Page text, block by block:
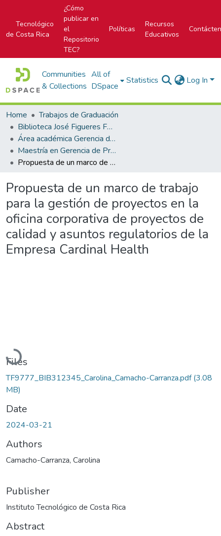
Tecnológico
de Costa Rica
¿Cómo
publicar en
el
Repositorio
TEC?
Políticas
Recursos
Educativos
Communities
& Collections
All of
DSpace
Statistics Log In
Home
Trabajos de Graduación
Biblioteca José Figueres Ferrer
Área académica Gerencia de Proyectos
Maestría en Gerencia de Proyectos
Propuesta de un marco de trabajo para la gestión de proyectos en la oficina corporativa de proyectos de calidad y asuntos regulatorios de la Empresa Cardinal Health
Propuesta de un marco de trabajo
para la gestión de proyectos en la
oficina corporativa de proyectos de
calidad y asuntos regulatorios de la
Empresa Cardinal Health
Loading...
Files
TF9777_BIB312345_Carolina_Camacho-Carranza.pdf(3.08
MB)
Date
2024-03-21
Authors
Camacho-Carranza, Carolina
Publisher
Instituto Tecnológico de Costa Rica
Abstract